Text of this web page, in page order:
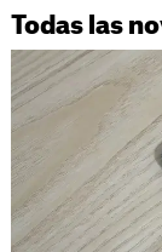
Todas las